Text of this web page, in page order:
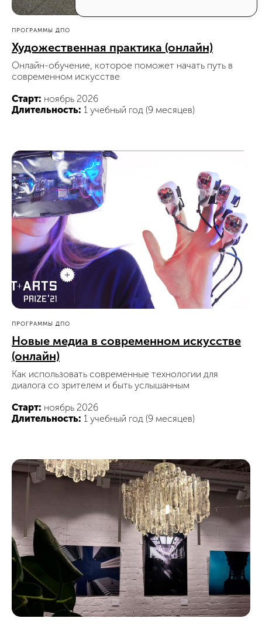
ПРОГРАММЫ ДПО
Художественная практика (онлайн)
Онлайн-обучение, которое поможет начать путь в
современном искусстве
Старт: ноябрь 2026
Длительность: 1 учебный год (9 месяцев)
ПРОГРАММЫ ДПО
Новые медиа в современном искусстве
(онлайн)
Как использовать современные технологии для
диалога со зрителем и быть услышанным
Старт: ноябрь 2026
Длительность: 1 учебный год (9 месяцев)